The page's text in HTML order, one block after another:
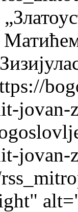
jovan-
jovan-